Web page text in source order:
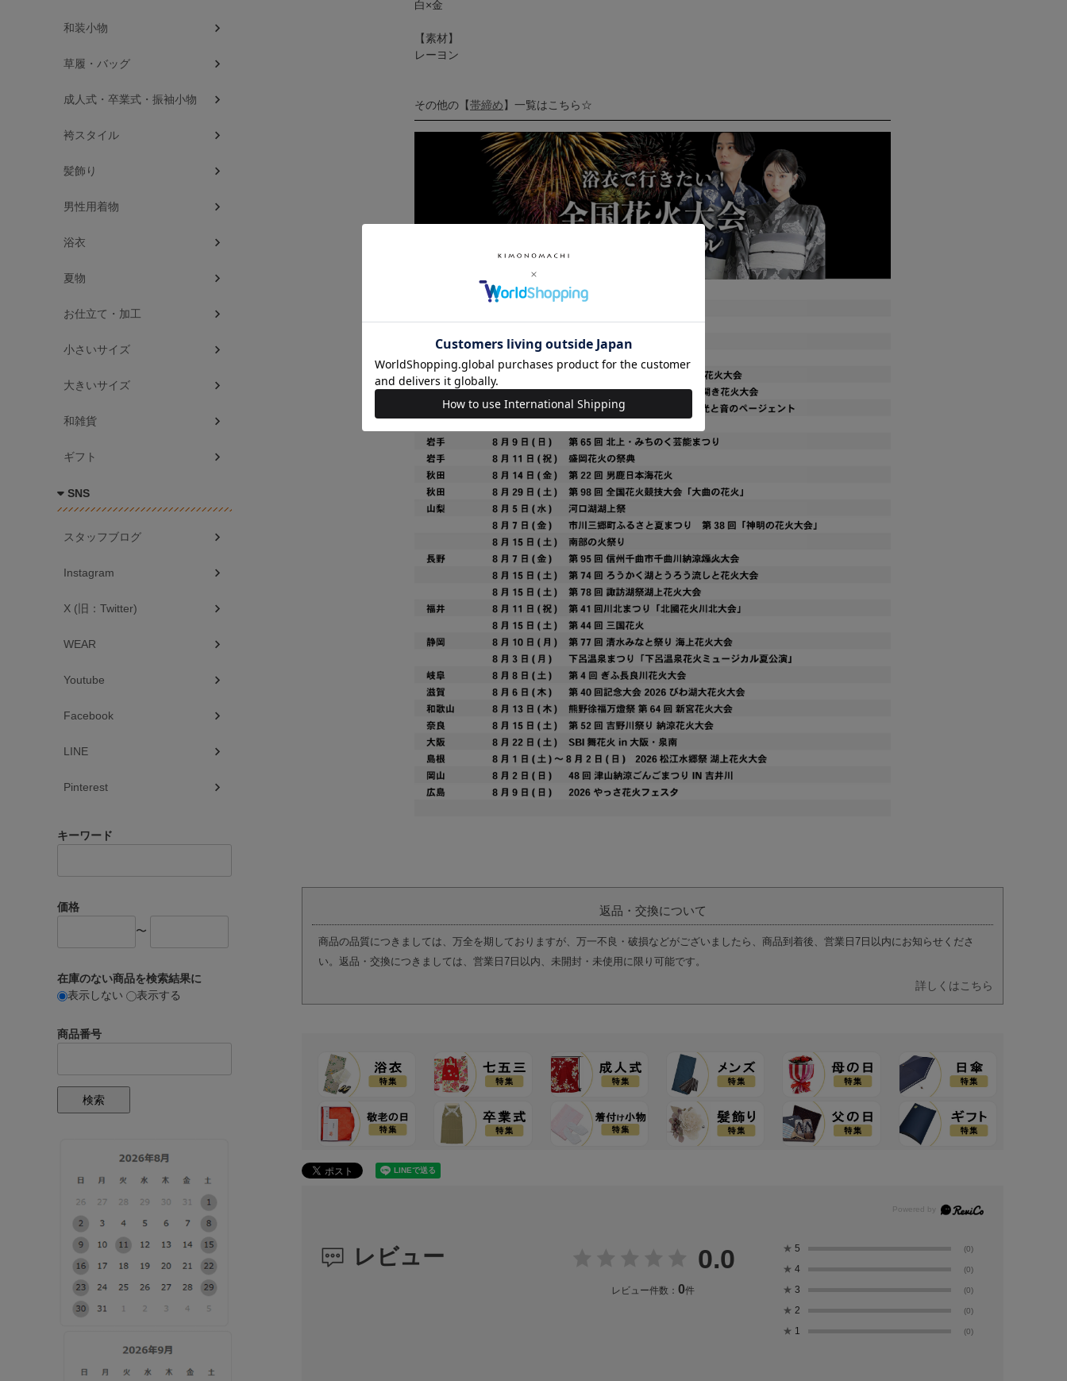
白×金
【素材】
レーヨン
その他の【帯締め】一覧はこちら☆
返品・交換について
商品の品質につきましては、万全を期しておりますが、万一不良・破損などがございましたら、商品到着後、営業日7日以内にお知らせくださ
い。返品・交換につきましては、営業日7日以内、未開封・未使用に限り可能です。
詳しくはこちら
レビュー 0.0
レビュー件数： 0件
★ 5 (0)
★ 4 (0)
★ 3 (0)
★ 2 (0)
★ 1 (0)
和装小物
草履・バッグ
成人式・卒業式・振袖小物
袴スタイル
髪飾り
男性用着物
浴衣
夏物
お仕立て・加工
小さいサイズ
大きいサイズ
和雑貨
ギフト
SNS
スタッフブログ
Instagram
X (旧：Twitter)
WEAR
Youtube
Facebook
LINE
Pinterest
キーワード
価格
〜
在庫のない商品を検索結果に
表示しない
表示する
商品番号
検索